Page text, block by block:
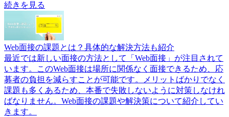
続きを見る
Web面接の課題とは？具体的な解決方法も紹介
最近では新しい面接の方法として「Web面接」が注目されて
います。このWeb面接は場所に関係なく面接できるため、応
募者の負担を減らすことが可能です。メリットばかりでなく
課題も多くあるため、本番で失敗しないように対策しなけれ
ばなりません。Web面接の課題や解決策について紹介してい
きます。